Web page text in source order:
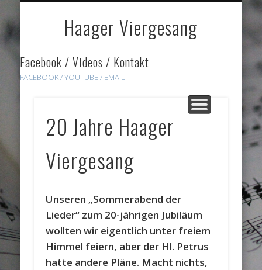
Haager Viergesang
Facebook / Videos / Kontakt
FACEBOOK /YOUTUBE / EMAIL
20 Jahre Haager
Viergesang
Unseren „Sommerabend der
Lieder“ zum 20-jährigen Jubiläum
wollten wir eigentlich unter freiem
Himmel feiern, aber der Hl. Petrus
hatte andere Pläne. Macht nichts,